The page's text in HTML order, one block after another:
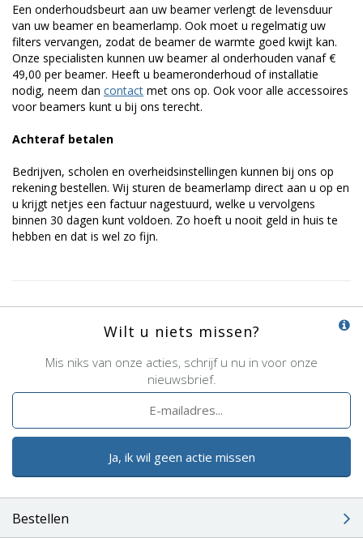
Een onderhoudsbeurt aan uw beamer verlengt de levensduur
van uw beamer en beamerlamp. Ook moet u regelmatig uw
filters vervangen, zodat de beamer de warmte goed kwijt kan.
Onze specialisten kunnen uw beamer al onderhouden vanaf €
49,00 per beamer. Heeft u beameronderhoud of installatie
nodig, neem dan contact met ons op. Ook voor alle accessoires
voor beamers kunt u bij ons terecht.
Achteraf betalen
Bedrijven, scholen en overheidsinstellingen kunnen bij ons op
rekening bestellen. Wij sturen de beamerlamp direct aan u op en
u krijgt netjes een factuur nagestuurd, welke u vervolgens
binnen 30 dagen kunt voldoen. Zo hoeft u nooit geld in huis te
hebben en dat is wel zo fijn.
Wilt u niets missen?
Mis niks van onze acties, schrijf u nu in voor onze
nieuwsbrief.
Ja, ik wil geen actie missen
Bestellen